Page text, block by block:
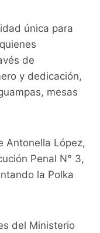
única para
de
y dedicación,
mesas
Antonella López,
Penal N° 3,
la Polka
del Ministerio